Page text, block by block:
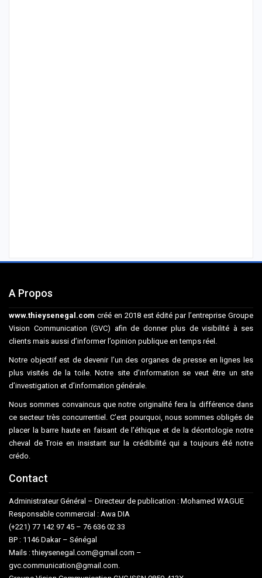
A Propos
www.thieysenegal.com créé en 2018 est édité par l’entreprise Groupe
Vision Communication (GVC) afin de donner plus de visibilité à ses
clients mais aussi d’informer l’opinion publique en temps réel.
Notre objectif est de devenir l’un des organes de presse en lignes les
plus visités de la toile. Notre site d’information se veut être un site
d’investigation et d’information générale.
Nous sommes convaincus que notre originalité fera la différence dans
ce secteur très concurrentiel. C’est pourquoi, nous sommes obligés de
placer la barre haute en faisant de l’éthique et de la déontologie notre
cheval de Troie en insistant sur la crédibilité qui a toujours été notre
crédo.
Contact
Administrateur Général – Directeur de publication : Mohamed WAGUE
Responsable commercial : Awa DIA
(+221) 77 142 97 45 – 76 636 02 33
BP : 1146 Dakar – Sénégal
Mails : thieysenegal.com@gmail.com –
gvc.communication@gmail.com.